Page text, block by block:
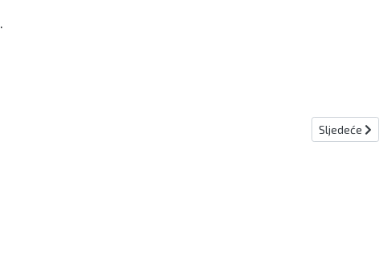
Sljedeći
Sljedeće